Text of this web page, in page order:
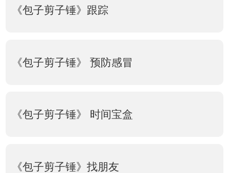
《包子剪子锤》跟踪
《包子剪子锤》 预防感冒
《包子剪子锤》 时间宝盒
《包子剪子锤》找朋友